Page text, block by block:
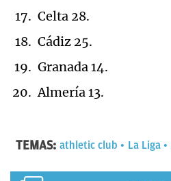
Celta 28.
Cádiz 25.
Granada 14.
Almería 13.
TEMAS: athletic club La Liga